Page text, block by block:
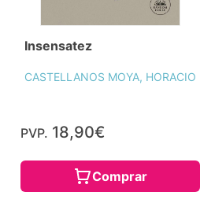
Insensatez
CASTELLANOS MOYA, HORACIO
PVP. 18,90€
Comprar